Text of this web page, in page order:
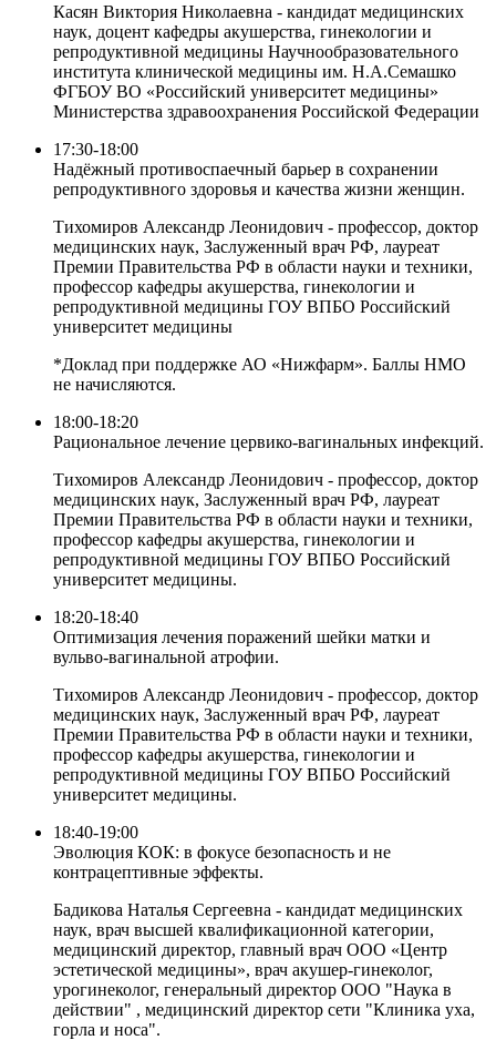
Касян Виктория Николаевна - кандидат медицинских
наук, доцент кафедры акушерства, гинекологии и
репродуктивной медицины Научнообразовательного
института клинической медицины им. Н.А.Семашко
ФГБОУ ВО «Российский университет медицины»
Министерства здравоохранения Российской Федерации
17:30-18:00
Надёжный противоспаечный барьер в сохранении
репродуктивного здоровья и качества жизни женщин.
Тихомиров Александр Леонидович - профессор, доктор
медицинских наук, Заслуженный врач РФ, лауреат
Премии Правительства РФ в области науки и техники,
профессор кафедры акушерства, гинекологии и
репродуктивной медицины ГОУ ВПБО Российский
университет медицины
*Доклад при поддержке АО «Нижфарм». Баллы НМО
не начисляются.
18:00-18:20
Рациональное лечение цервико-вагинальных инфекций.
Тихомиров Александр Леонидович - профессор, доктор
медицинских наук, Заслуженный врач РФ, лауреат
Премии Правительства РФ в области науки и техники,
профессор кафедры акушерства, гинекологии и
репродуктивной медицины ГОУ ВПБО Российский
университет медицины.
18:20-18:40
Оптимизация лечения поражений шейки матки и
вульво-вагинальной атрофии.
Тихомиров Александр Леонидович - профессор, доктор
медицинских наук, Заслуженный врач РФ, лауреат
Премии Правительства РФ в области науки и техники,
профессор кафедры акушерства, гинекологии и
репродуктивной медицины ГОУ ВПБО Российский
университет медицины.
18:40-19:00
Эволюция КОК: в фокусе безопасность и не
контрацептивные эффекты.
Бадикова Наталья Сергеевна - кандидат медицинских
наук, врач высшей квалификационной категории,
медицинский директор, главный врач ООО «Центр
эстетической медицины», врач акушер-гинеколог,
урогинеколог, генеральный директор ООО "Наука в
действии" , медицинский директор сети "Клиника уха,
горла и носа".